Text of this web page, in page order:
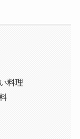
料理